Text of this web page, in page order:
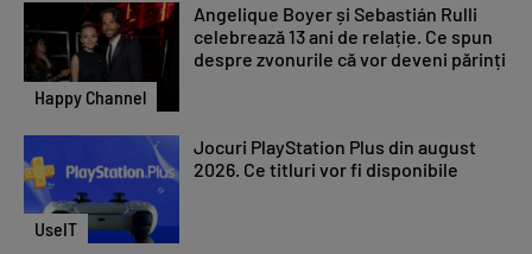
Happy Channel
Angelique Boyer și Sebastián Rulli
celebrează 13 ani de relație. Ce spun
despre zvonurile că vor deveni părinți
UseIT
Jocuri PlayStation Plus din august
2026. Ce titluri vor fi disponibile